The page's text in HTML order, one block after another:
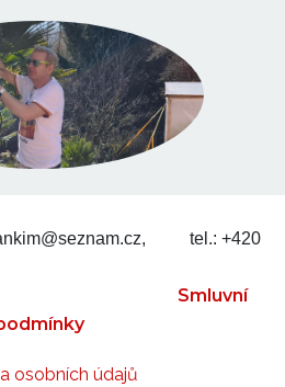
tel.: +420
Smluvní
osobních údajů